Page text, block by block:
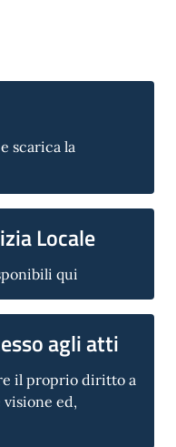
scarica la
Locale
qui
agli atti
il proprio diritto a
ed,